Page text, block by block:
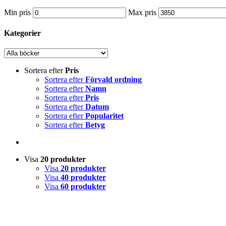
Min pris Max pris
Kategorier
Sortera efterPris
Sortera efterFörvald ordning
Sortera efterNamn
Sortera efterPris
Sortera efterDatum
Sortera efterPopularitet
Sortera efterBetyg
Visa 20 produkter
Visa 20 produkter
Visa 40 produkter
Visa 60 produkter